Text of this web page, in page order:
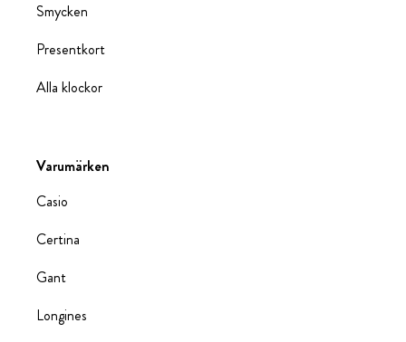
Smycken
Presentkort
Alla klockor
Varumärken
Casio
Certina
Gant
Longines